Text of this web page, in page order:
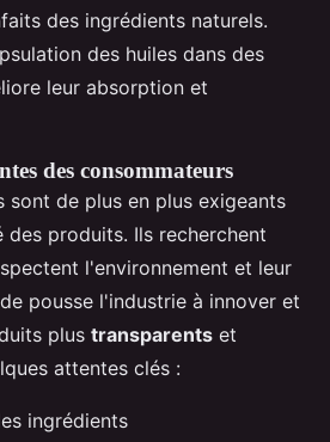
des ingrédients naturels.
des huiles dans des
leur absorption et
des consommateurs
sont de plus en plus exigeants
des produits. Ils recherchent
l'environnement et leur
pousse l'industrie à innover et
plus transparents et
attentes clés :
ingrédients